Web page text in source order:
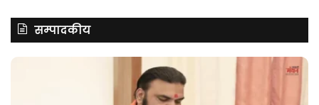
सम्पादकीय